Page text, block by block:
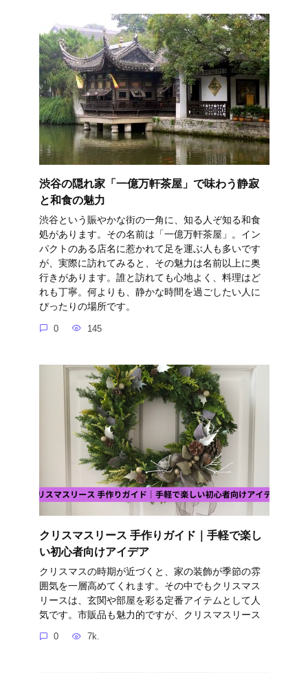
渋谷の隠れ家「一億万軒茶屋」で味わう静寂
と和食の魅力
渋谷という賑やかな街の一角に、知る人ぞ知る和食
処があります。その名前は「一億万軒茶屋」。イン
パクトのある店名に惹かれて足を運ぶ人も多いです
が、実際に訪れてみると、その魅力は名前以上に奥
行きがあります。誰と訪れても心地よく、料理はど
れも丁寧。何よりも、静かな時間を過ごしたい人に
ぴったりの場所です。
0 145
クリスマスリース 手作りガイド｜手軽で楽し
い初心者向けアイデア
クリスマスの時期が近づくと、家の装飾が季節の雰
囲気を一層高めてくれます。その中でもクリスマス
リースは、玄関や部屋を彩る定番アイテムとして人
気です。市販品も魅力的ですが、クリスマスリース
0 7k.